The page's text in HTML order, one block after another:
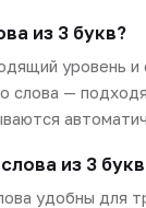
из 3 букв?
уровень и
слова —
из 3
удобны для